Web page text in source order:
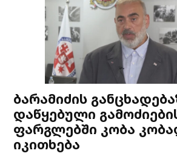
ბარამიძის
დაწყებული
ფარგლებში კობა
იკითხება